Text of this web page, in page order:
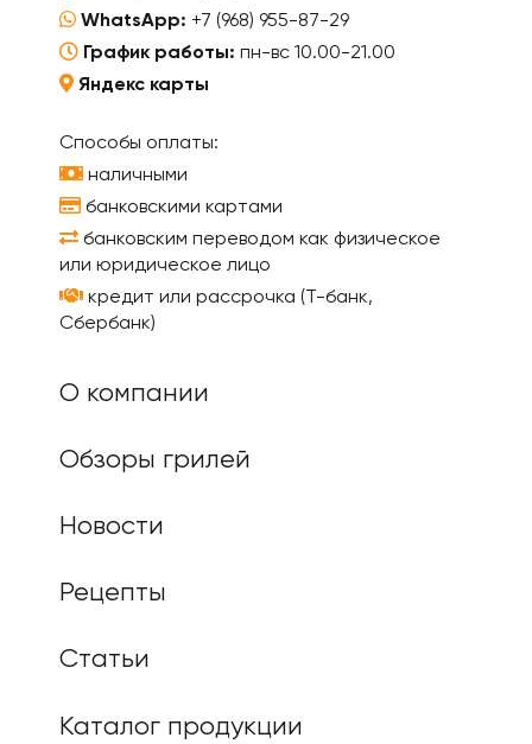
WhatsApp: +7 (968) 955-87-29
График работы: пн-вс 10.00-21.00
Яндекс карты
Способы оплаты:
наличными
банковскими картами
банковским переводом как физическое
или юридическое лицо
кредит или рассрочка (Т-банк,
Сбербанк)
О компании
Обзоры грилей
Новости
Рецепты
Статьи
Каталог продукции